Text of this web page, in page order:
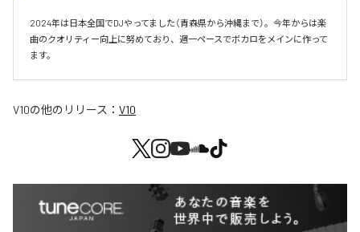
2024年は日本全国でDJやってました（青森県から沖縄まで）。今年からは楽
曲のクオリティー向上に努めており、週一ペースでボカロをメインに作って
V10の他のリリース： V10